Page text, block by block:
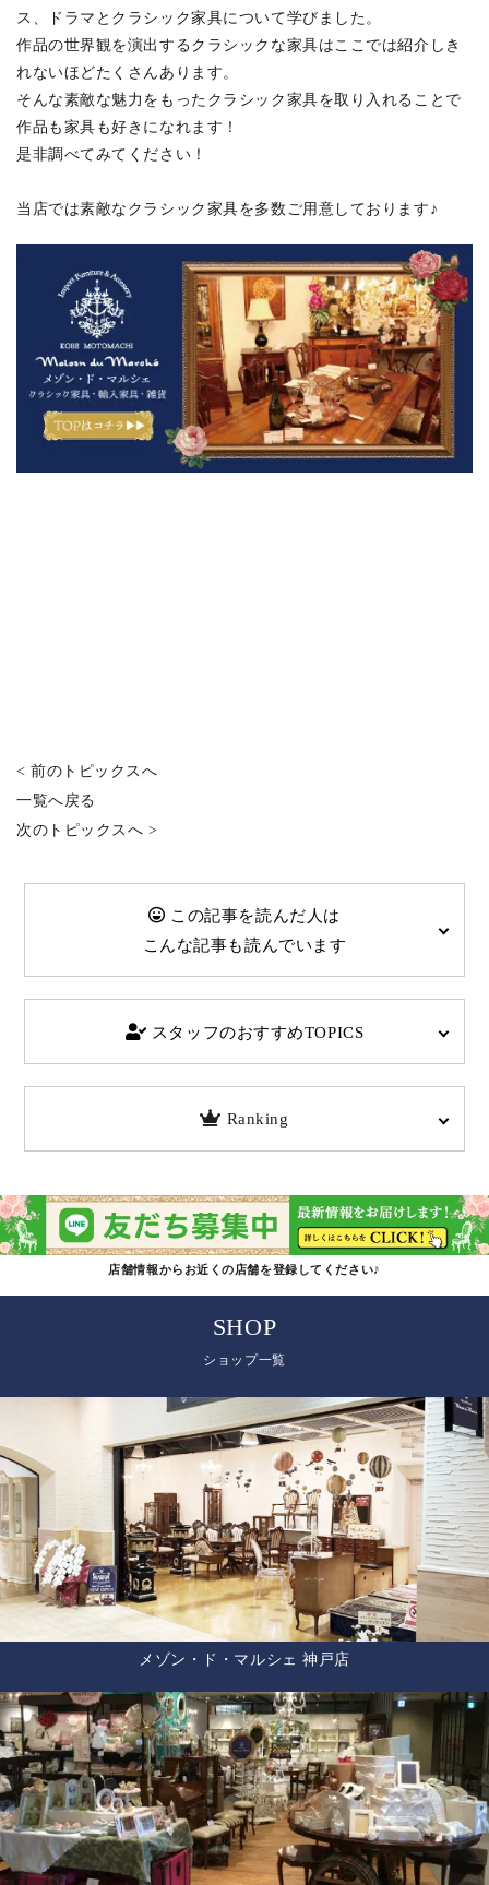
ス、ドラマとクラシック家具について学びました。
作品の世界観を演出するクラシックな家具はここでは紹介しき
れないほどたくさんあります。
そんな素敵な魅力をもったクラシック家具を取り入れることで
作品も家具も好きになれます！
是非調べてみてください！
当店では素敵なクラシック家具を多数ご用意しております♪
< 前のトピックスへ
一覧へ戻る
次のトピックスへ >
この記事を読んだ人は
こんな記事も読んでいます
スタッフのおすすめTOPICS
Ranking
店舗情報からお近くの店舗を登録してください♪
SHOP
ショップ一覧
メゾン・ド・マルシェ 神戸店